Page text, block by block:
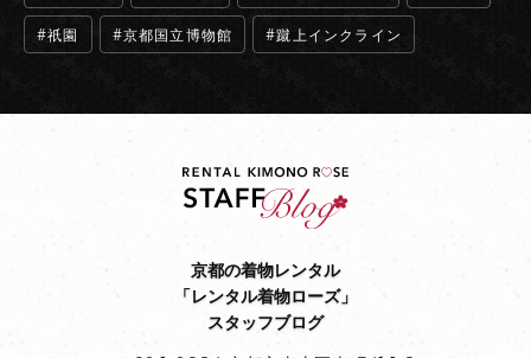
祇園 京都国立博物館 蹴上インクライン
京都の着物レンタル
「レンタル着物ローズ」
スタッフブログ